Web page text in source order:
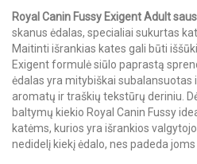
Royal Canin Fussy Exigent Adult
skanus ėdalas, specialiai sukurtas
Maitinti išrankias kates gali būti
Exigent formulė siūlo paprastą
ėdalas yra mitybiškai subalansuotas
aromatų ir traškių tekstūrų deriniu.
baltymų kiekio Royal Canin Fussy
katėms, kurios yra išrankios
nedidelį kiekį ėdalo, nes padeda